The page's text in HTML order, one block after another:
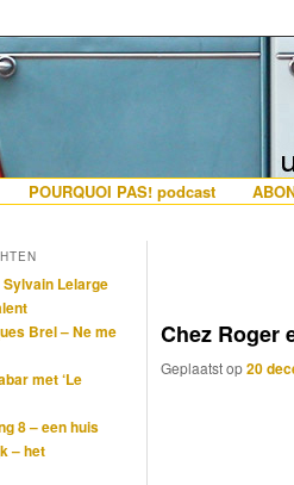
en France
website voor Nederlanders die
naar de primaire inhoud
naar de secundaire inhoud
POURQUOI PAS! podcast
Chez Roger
Geplaatst op20
Lelarge
Brel – Ne me
met ‘Le
8 – een huis
– het